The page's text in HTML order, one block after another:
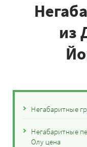
из
Негабаритные
Негабаритные
Олу цена